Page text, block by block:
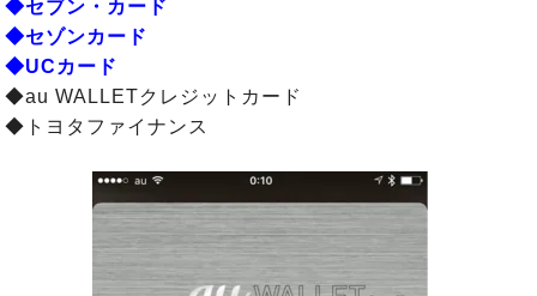
◆セブン・カード
◆セゾンカード
◆UCカード
◆au WALLETクレジットカード
◆トヨタファイナンス